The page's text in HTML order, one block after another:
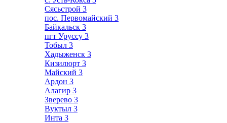
Сясьстрой 3
пос. Первомайский 3
Байкальск 3
пгт Уруссу 3
Тобыл 3
Хадыженск 3
Кизилюрт 3
Майский 3
Ардон 3
Алагир 3
Зверево 3
Вуктыл 3
Инта 3